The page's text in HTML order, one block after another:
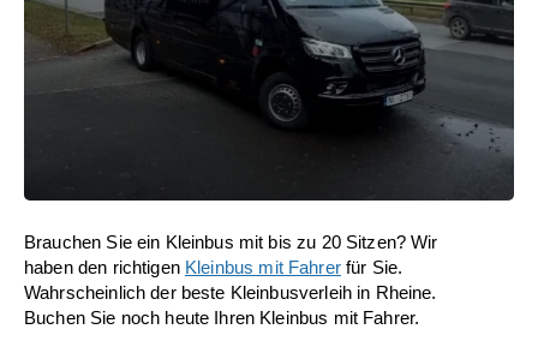
Brauchen Sie ein Kleinbus mit bis zu 20 Sitzen? Wir
haben den richtigen Kleinbus mit Fahrerfür Sie.
Wahrscheinlich der beste Kleinbusverleih in Rheine.
Buchen Sie noch heute Ihren Kleinbus mit Fahrer.